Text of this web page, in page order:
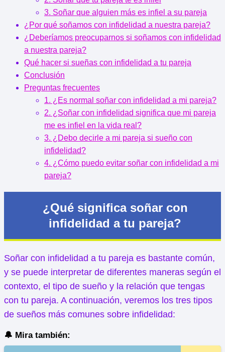
3. Soñar que alguien más es infiel a su pareja
¿Por qué soñamos con infidelidad a nuestra pareja?
¿Deberíamos preocuparnos si soñamos con infidelidad
a nuestra pareja?
Qué hacer si sueñas con infidelidad a tu pareja
Conclusión
Preguntas frecuentes
1. ¿Es normal soñar con infidelidad a mi pareja?
2. ¿Soñar con infidelidad significa que mi pareja
me es infiel en la vida real?
3. ¿Debo decirle a mi pareja si sueño con
infidelidad?
4. ¿Cómo puedo evitar soñar con infidelidad a mi
pareja?
¿Qué significa soñar con
infidelidad a tu pareja?
Soñar con infidelidad a tu pareja es bastante común,
y se puede interpretar de diferentes maneras según el
contexto, el tipo de sueño y la relación que tengas
con tu pareja. A continuación, veremos los tres tipos
de sueños más comunes sobre infidelidad:
🔔 Mira también: